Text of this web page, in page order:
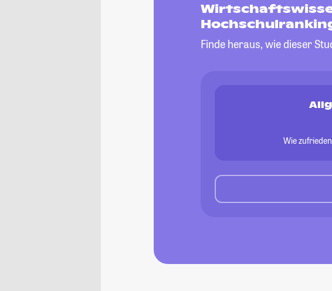
Finde heraus, wie dieser
Wie